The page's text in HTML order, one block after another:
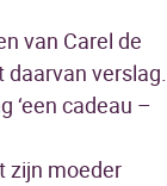
van Carel de
daarvan verslag.
‘een cadeau –
zijn moeder